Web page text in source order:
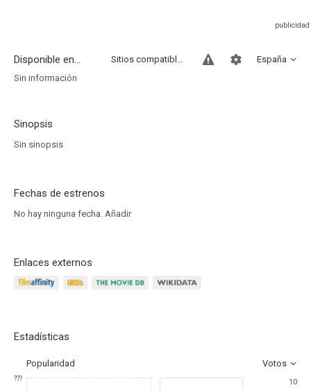
Disponible en... España
Sitios compatibles
Sin información
Sinopsis
Sin sinopsis
Fechas de estrenos
No hay ninguna fecha. Añadir
Enlaces externos
Estadísticas
Popularidad Votos
???
10